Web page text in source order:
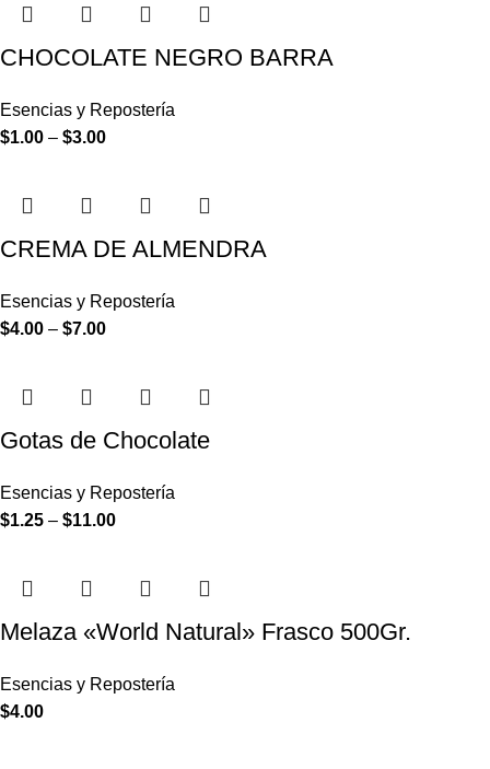
CHOCOLATE NEGRO BARRA
Esencias y Repostería
$1.00 – $3.00
CREMA DE ALMENDRA
Esencias y Repostería
$4.00 – $7.00
Gotas de Chocolate
Esencias y Repostería
$1.25 – $11.00
Melaza «World Natural» Frasco 500Gr.
Esencias y Repostería
$4.00